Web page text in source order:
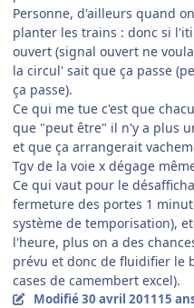
Personne, d'ailleurs quand
planter les trains : donc si
ouvert (signal ouvert ne
la circul' sait que ça passe
ça passe).
Ce qui me tue c'est que
que "peut être" il n'y a plus
et que ça arrangerait
Tgv de la voie x dégage
Ce qui vaut pour le
fermeture des portes 1
système de temporisation),
l'heure, plus on a des
prévu et donc de fluidifier le
cases de camembert excel).
Modifié30 avril 201115